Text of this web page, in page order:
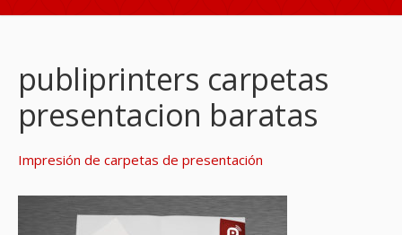
publiprinters carpetas
presentacion baratas
Impresión de carpetas de presentación